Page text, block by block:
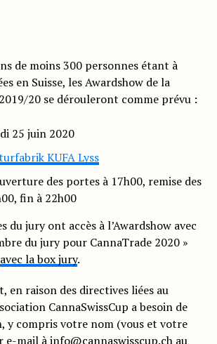
de moins 300 personnes étant à
en Suisse, les Awardshow de la
20 se dérouleront comme prévu :
25 juin 2020
KUFA Lyss
des portes à 17h00, remise des
fin à 22h00
du jury ont accès à l’Awardshow avec
du jury pour CannaTrade 2020 »
avec la box jury.
en raison des directives liées au
CannaSwissCup a besoin de
y compris votre nom (vous et votre
e-mail àinfo@cannaswisscup.chau